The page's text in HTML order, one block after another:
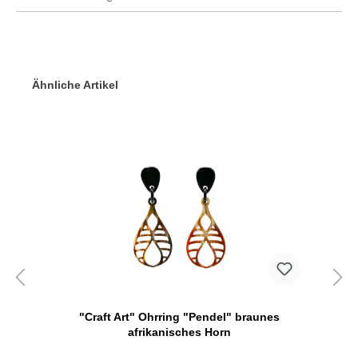
Ähnliche Artikel
"Craft Art" Ohrring "Pendel" braunes
afrikanisches Horn